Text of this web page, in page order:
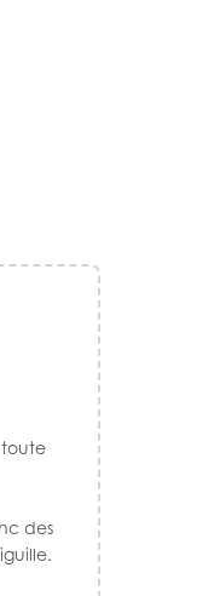
toute
des